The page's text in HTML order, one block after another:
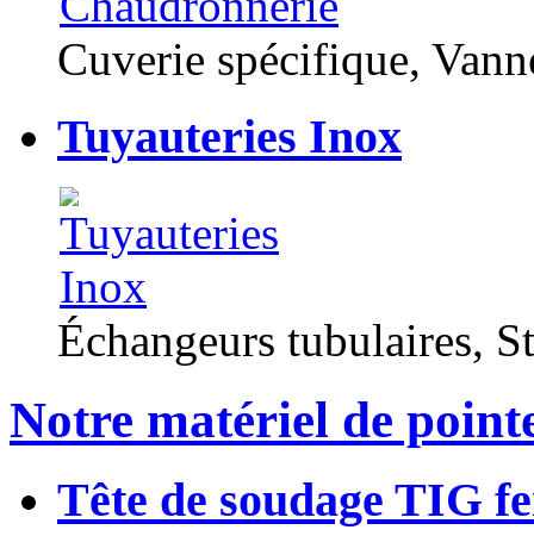
Cuverie spécifique,
Tuyauteries Inox
Échangeurs tubulaires,
Notre matériel de
Tête de soudage TIG